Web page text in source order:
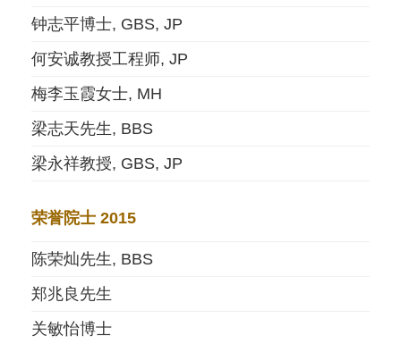
钟志平博士, GBS, JP
何安诚教授工程师, JP
梅李玉霞女士, MH
梁志天先生, BBS
梁永祥教授, GBS, JP
荣誉院士 2015
陈荣灿先生, BBS
郑兆良先生
关敏怡博士